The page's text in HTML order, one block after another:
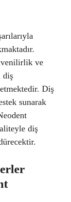
ve
diş
Diş
sunarak
diş